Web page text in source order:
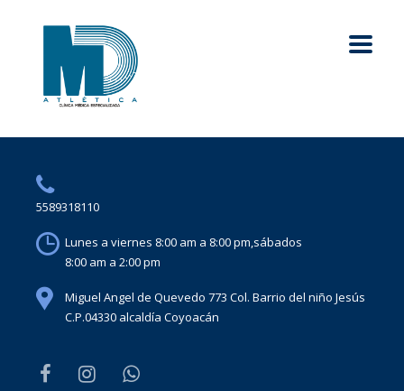
5589318110
Lunes a viernes 8:00 am a 8:00 pm,sábados
8:00 am a 2:00 pm
Miguel Angel de Quevedo 773 Col. Barrio del niño Jesús
C.P.04330 alcaldía Coyoacán